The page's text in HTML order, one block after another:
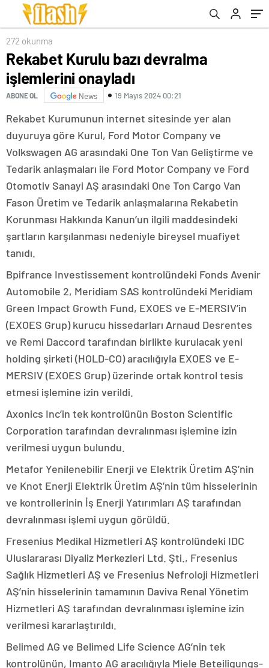
272 okunma
Rekabet Kurulu bazı devralma
işlemlerini onayladı
ABONE OL News 19 Mayıs 2024 00:21
Rekabet Kurumunun internet sitesinde yer alan
duyuruya göre Kurul, Ford Motor Company ve
Volkswagen AG arasındaki One Ton Van Geliştirme ve
Tedarik anlaşmaları ile Ford Motor Company ve Ford
Otomotiv Sanayi AŞ arasındaki One Ton Cargo Van
Fason Üretim ve Tedarik anlaşmalarına Rekabetin
Korunması Hakkında Kanun’un ilgili maddesindeki
şartların karşılanması nedeniyle bireysel muafiyet
tanıdı.
Bpifrance Investissement kontrolündeki Fonds Avenir
Automobile 2, Meridiam SAS kontrolündeki Meridiam
Green Impact Growth Fund, EXOES ve E-MERSIV’in
(EXOES Grup) kurucu hissedarları Arnaud Desrentes
ve Remi Daccord tarafından birlikte kurulacak yeni
holding şirketi (HOLD-CO) aracılığıyla EXOES ve E-
MERSIV (EXOES Grup) üzerinde ortak kontrol tesis
etmesi işlemine izin verildi.
Axonics Inc’in tek kontrolünün Boston Scientific
Corporation tarafından devralınması işlemine izin
verilmesi uygun bulundu.
Metafor Yenilenebilir Enerji ve Elektrik Üretim AŞ’nin
ve Knot Enerji Elektrik Üretim AŞ’nin tüm hisselerinin
ve kontrollerinin İş Enerji Yatırımları AŞ tarafından
devralınması işlemi uygun görüldü.
Fresenius Medikal Hizmetleri AŞ kontrolündeki IDC
Uluslararası Diyaliz Merkezleri Ltd. Şti., Fresenius
Sağlık Hizmetleri AŞ ve Fresenius Nefroloji Hizmetleri
AŞ’nin hisselerinin tamamının Daviva Renal Yönetim
Hizmetleri AŞ tarafından devralınması işlemine izin
verilmesi kararlaştırıldı.
Belimed AG ve Belimed Life Science AG’nin tek
kontrolünün, Imanto AG aracılığıyla Miele Beteiligungs-